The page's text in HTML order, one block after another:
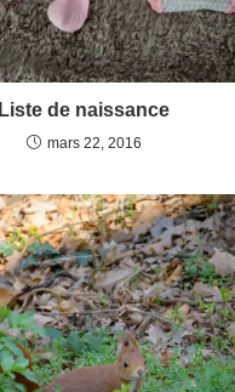
Liste de naissance
mars 22, 2016